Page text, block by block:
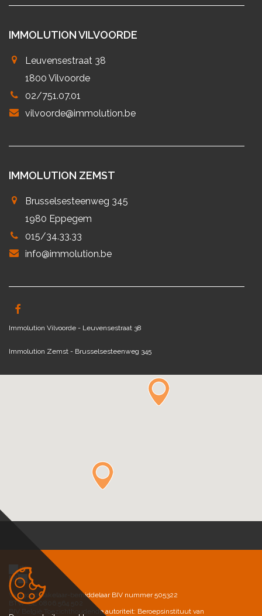
IMMOLUTION VILVOORDE
Leuvensestraat 38
1800 Vilvoorde
02/751.07.01
vilvoorde@immolution.be
IMMOLUTION ZEMST
Brusselsesteenweg 345
1980 Eppegem
015/34.33.33
info@immolution.be
Immolution Vilvoorde - Leuvensestraat 38
Immolution Zemst - Brusselsesteenweg 345
Vastgoedmakelaar-bemiddelaar BIV nummer 505322
BTW-BE 0806.564.502
BIV België Toezichthoudende autoriteit: Beroepsinstituut van